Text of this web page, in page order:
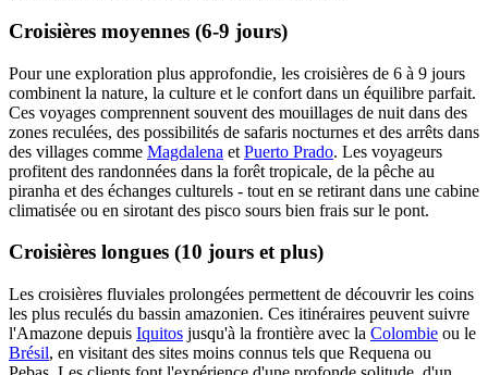
Croisières moyennes (6-9 jours)
Pour une exploration plus approfondie, les croisières de 6 à 9 jours
combinent la nature, la culture et le confort dans un équilibre parfait.
Ces voyages comprennent souvent des mouillages de nuit dans des
zones reculées, des possibilités de safaris nocturnes et des arrêts dans
des villages comme Magdalena et Puerto Prado. Les voyageurs
profitent des randonnées dans la forêt tropicale, de la pêche au
piranha et des échanges culturels - tout en se retirant dans une cabine
climatisée ou en sirotant des pisco sours bien frais sur le pont.
Croisières longues (10 jours et plus)
Les croisières fluviales prolongées permettent de découvrir les coins
les plus reculés du bassin amazonien. Ces itinéraires peuvent suivre
l'Amazone depuis Iquitos jusqu'à la frontière avec la Colombie ou le
Brésil, en visitant des sites moins connus tels que Requena ou